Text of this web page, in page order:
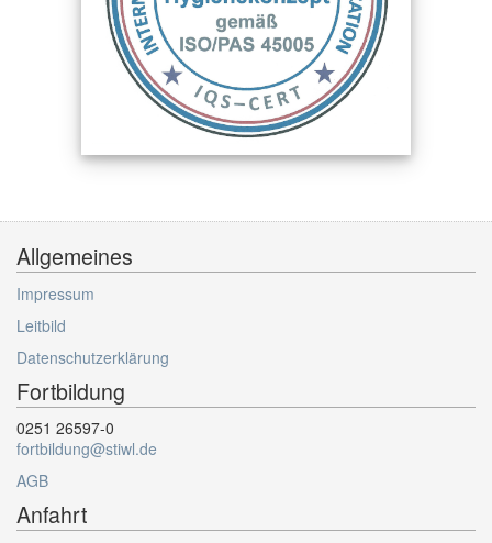
Allgemeines
Impressum
Leitbild
Datenschutzerklärung
Fortbildung
0251 26597-0
fortbildung@stiwl.de
AGB
Anfahrt